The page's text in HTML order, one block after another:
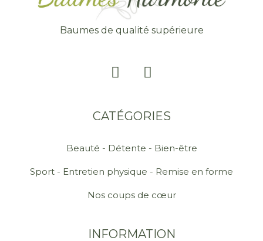
CATÉGORIES
Beauté - Détente - Bien-être
Sport - Entretien physique - Remise en forme
Nos coups de cœur
Baumes de qualité supérieure
INFORMATION